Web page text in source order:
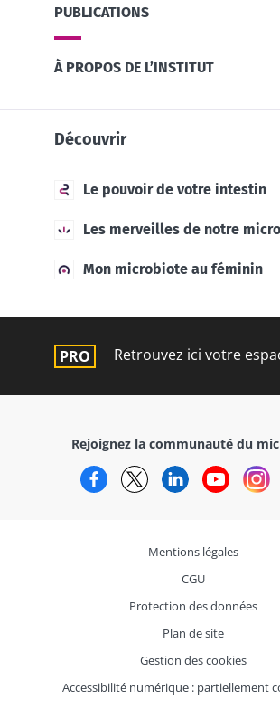
PUBLICATIONS
À PROPOS DE L’INSTITUT
Découvrir
Le pouvoir de votre intestin
Les merveilles de notre
Mon microbiote au féminin
Retrouvez ici votre
Rejoignez la communauté du
FacebookTwitterLinkedIn
Mentions légales
CGU
Protection des données
Plan de site
Gestion des cookies
Accessibilité numérique : partiellement